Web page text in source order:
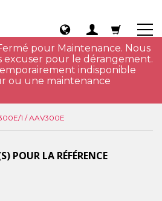
pour Maintenance. Nous
excuser pour le dérangement.
indisponible
ou une maintenance
1 / AAV300E
POUR LA RÉFÉRENCE